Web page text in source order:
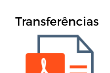
Transferências